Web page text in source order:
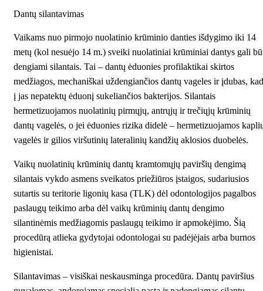
Dantų silantavimas
Vaikams nuo pirmojo nuolatinio krūminio danties išdygimo iki 14
metų (kol nesuėjo 14 m.) sveiki nuolatiniai krūminiai dantys gali
dengiami silantais. Tai – dantų ėduonies profilaktikai skirtos
medžiagos, mechaniškai uždengiančios dantų vageles ir įdubas, kad
į jas nepatektų ėduonį sukeliančios bakterijos. Silantais
hermetizuojamos nuolatinių pirmųjų, antrųjų ir trečiųjų krūminių
dantų vagelės, o jei ėduonies rizika didelė – hermetizuojamos
vagelės ir gilios viršutinių lateralinių kandžių aklosios duobelės.
Vaikų nuolatinių krūminių dantų kramtomųjų paviršių dengimą
silantais vykdo asmens sveikatos priežiūros įstaigos, sudariusios
sutartis su teritorie ligonių kasa (TLK) dėl odontologijos pagalbos
paslaugų teikimo arba dėl vaikų krūminių dantų dengimo
silantinėmis medžiagomis paslaugų teikimo ir apmokėjimo. Šią
procedūrą atlieka gydytojai odontologai su padėjėjais arba burnos
higienistai.
Silantavimas – visiškai neskausminga procedūra. Dantų paviršius